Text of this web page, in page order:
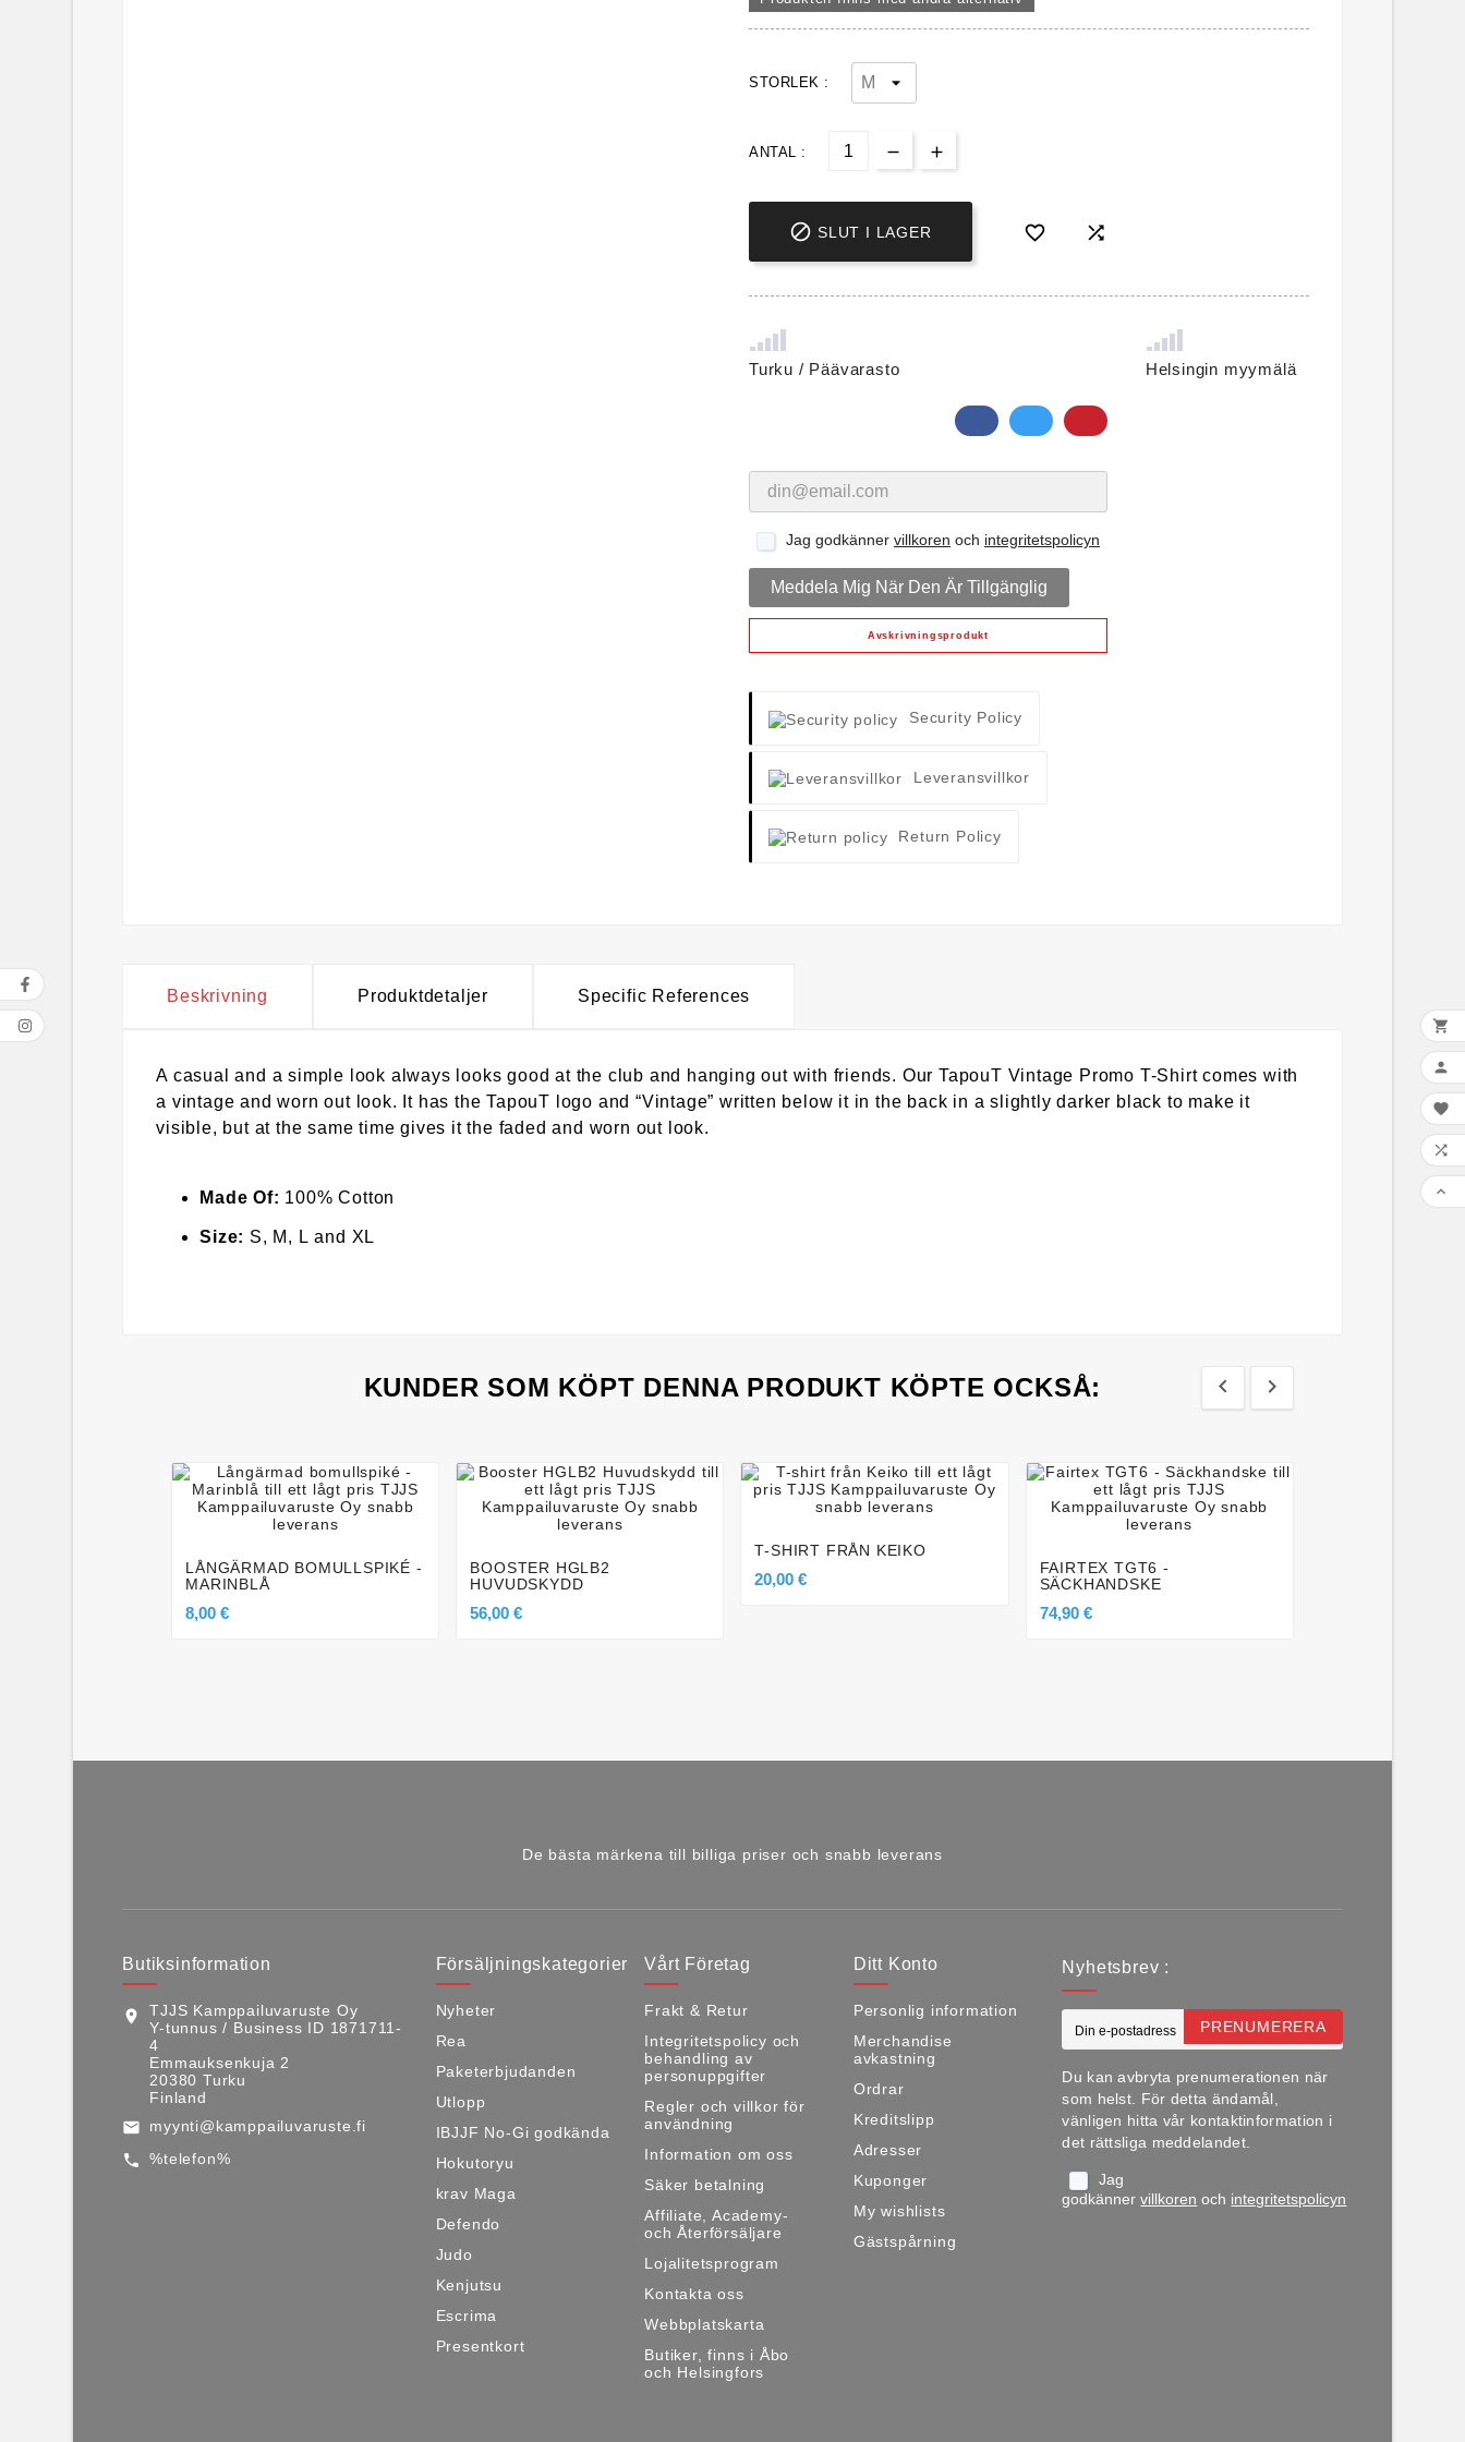
STORLEK :
ANTAL :
 SLUT I LAGER  
Turku / Päävarasto Helsingin myymälä
Jag godkänner villkoren och integritetspolicyn
Meddela Mig När Den Är Tillgänglig
Avskrivningsprodukt
Security Policy
Leveransvillkor
Return Policy
Beskrivning Produktdetaljer Specific References
A casual and a simple look always looks good at the club and hanging out with friends. Our TapouT Vintage Promo T-Shirt comes with
a vintage and worn out look. It has the TapouT logo and “Vintage” written below it in the back in a slightly darker black to make it
visible, but at the same time gives it the faded and worn out look.
Made Of: 100% Cotton
Size: S, M, L and XL
KUNDER SOM KÖPT DENNA PRODUKT KÖPTE OCKSÅ:  
   
LÅNGÄRMAD BOMULLSPIKÉ -
MARINBLÅ
8,00 €
   
BOOSTER HGLB2
HUVUDSKYDD
56,00 €
   
T-SHIRT FRÅN KEIKO
20,00 €
   
FAIRTEX TGT6 -
SÄCKHANDSKE
74,90 €
De bästa märkena till billiga priser och snabb leverans
Butiksinformation
location_on
TJJS Kamppailuvaruste Oy
Y-tunnus / Business ID 1871711-
4
Emmauksenkuja 2
20380 Turku
Finland
email myynti@kamppailuvaruste.fi
call %telefon%
Försäljningskategorier
Nyheter
Rea
Paketerbjudanden
Utlopp
IBJJF No-Gi godkända
Hokutoryu
krav Maga
Defendo
Judo
Kenjutsu
Escrima
Presentkort
Vårt Företag
Frakt & Retur
Integritetspolicy och
behandling av
personuppgifter
Regler och villkor för
användning
Information om oss
Säker betalning
Affiliate, Academy-
och Återförsäljare
Lojalitetsprogram
Kontakta oss
Webbplatskarta
Butiker, finns i Åbo
och Helsingfors
Ditt Konto
Personlig information
Merchandise
avkastning
Ordrar
Kreditslipp
Adresser
Kuponger
My wishlists
Gästspårning
Nyhetsbrev :
PRENUMERERA
Du kan avbryta prenumerationen när
som helst. För detta ändamål,
vänligen hitta vår kontaktinformation i
det rättsliga meddelandet.
Jag
godkännervillkoren och integritetspolicyn




